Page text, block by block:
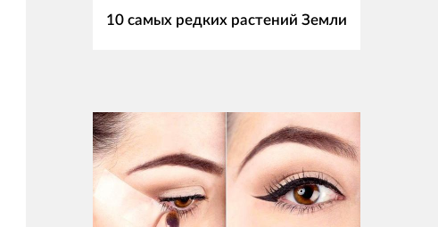
10 самых редких растений Земли